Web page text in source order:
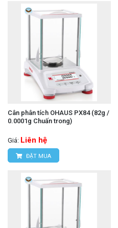
Cân phân tích OHAUS PX84 (82g /
0.0001g Chuấn trong)
Giá: Liên hệ
ĐẶT MUA